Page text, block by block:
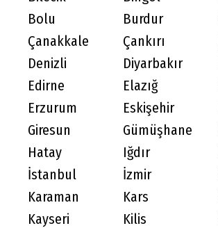
Bolu
Burdur
Çanakkale
Çankırı
Denizli
Diyarbakır
Edirne
Elazığ
Erzurum
Eskişehir
Giresun
Gümüşhane
Hatay
Iğdır
İstanbul
İzmir
Karaman
Kars
Kayseri
Kilis